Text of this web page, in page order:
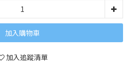
加入購物車
加入追蹤清單